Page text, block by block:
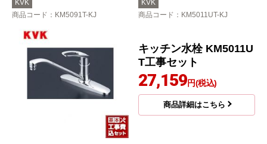
KVK
商品コード ：KM5091T-KJ
KVK
商品コード ：KM5011UT-KJ